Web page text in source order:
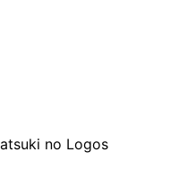
no Logos